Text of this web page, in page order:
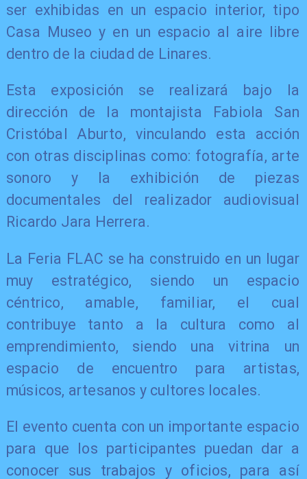
ser exhibidas en un espacio interior, tipo
Casa Museo y en un espacio al aire libre
dentro de la ciudad de Linares.
​Esta exposición se realizará bajo la
dirección de la montajista Fabiola San
Cristóbal Aburto, vinculando esta acción
con otras disciplinas como: fotografía, arte
sonoro y la exhibición de piezas
documentales del realizador audiovisual
Ricardo Jara Herrera.
La Feria FLAC se ha construido en un lugar
muy estratégico, siendo un espacio
céntrico, amable, familiar, el cual
contribuye tanto a la cultura como al
emprendimiento, siendo una vitrina un
espacio de encuentro para artistas,
músicos, artesanos y cultores locales.
El evento cuenta con un importante espacio
para que los participantes puedan dar a
conocer sus trabajos y oficios, para así